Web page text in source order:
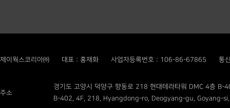
제이웍스코리아㈜ 대표 : 홍재화 사업자등록번호 : 106-86-67865 통
주소
경기도 고양시 덕양구 향동로 218 현대테라타워 DMC 4층 B-
B-402, 4F, 218, Hyangdong-ro, Deogyang-gu, Goyang-